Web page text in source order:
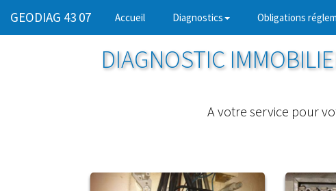
GEODIAG 43 07 Accueil (current)Diagnostics Obligations
DIAGNOSTIC
A votre service pour